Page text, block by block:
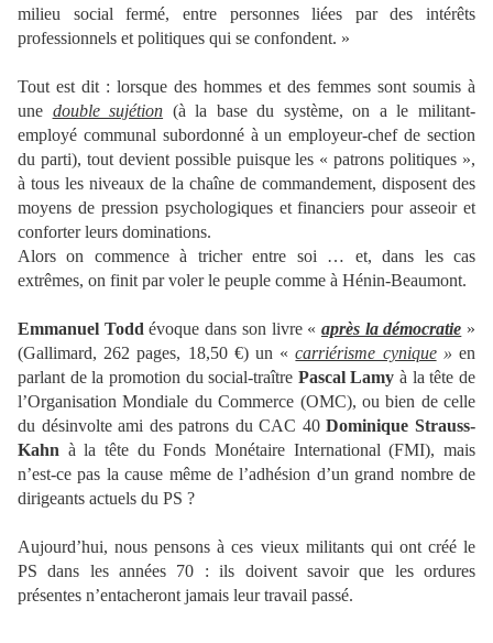
milieu social fermé, entre personnes liées par des intérêts
professionnels et politiques qui se confondent. »
Tout est dit : lorsque des hommes et des femmes sont soumis à
une double sujétion (à la base du système, on a le militant-
employé communal subordonné à un employeur-chef de section
du parti), tout devient possible puisque les « patrons politiques »,
à tous les niveaux de la chaîne de commandement, disposent des
moyens de pression psychologiques et financiers pour asseoir et
conforter leurs dominations.
Alors on commence à tricher entre soi … et, dans les cas
extrêmes, on finit par voler le peuple comme à Hénin-Beaumont.
Emmanuel Todd évoque dans son livre « après la démocratie »
(Gallimard, 262 pages, 18,50 €) un «carriérisme cynique» en
parlant de la promotion du social-traître Pascal Lamy à la tête de
l’Organisation Mondiale du Commerce (OMC), ou bien de celle
du désinvolte ami des patrons du CAC 40Dominique Strauss-
Kahn à la tête du Fonds Monétaire International (FMI), mais
n’est-ce pas la cause même de l’adhésion d’un grand nombre de
dirigeants actuels du PS ?
Aujourd’hui, nous pensons à ces vieux militants qui ont créé le
PS dans les années 70 : ils doivent savoir que les ordures
présentes n’entacheront jamais leur travail passé.